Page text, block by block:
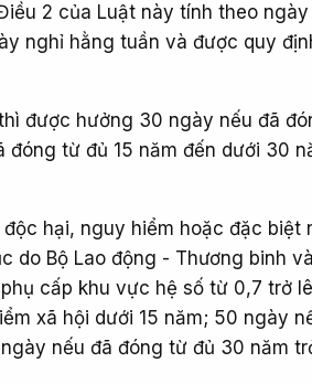
2 của Luật này tính theo ngày
nghỉ hằng tuần và được quy
được hưởng 30 ngày nếu đã
đóng từ đủ 15 năm đến dưới 30
hại, nguy hiểm hoặc đặc biệt
do Bộ Lao động - Thương binh
cấp khu vực hệ số từ 0,7 trở
xã hội dưới 15 năm; 50 ngày
nếu đã đóng từ đủ 30 năm